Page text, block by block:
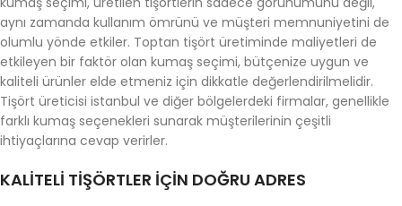
aynı zamanda kullanım ömrünü ve müşteri memnuniyetini de
olumlu yönde etkiler. Toptan tişört üretiminde maliyetleri de
etkileyen bir faktör olan kumaş seçimi, bütçenize uygun ve
kaliteli ürünler elde etmeniz için dikkatle değerlendirilmelidir.
Tişört üreticisi istanbul ve diğer bölgelerdeki firmalar, genellikle
farklı kumaş seçenekleri sunarak müşterilerinin çeşitli
ihtiyaçlarına cevap verirler.
KALITELI TIŞÖRTLER İÇIN DOĞRU ADRES